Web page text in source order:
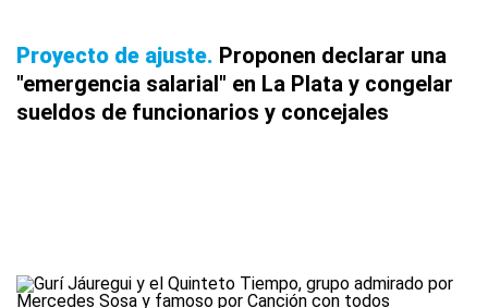
Proyecto de ajuste Proponen declarar una
"emergencia salarial" en La Plata y congelar
sueldos de funcionarios y concejales